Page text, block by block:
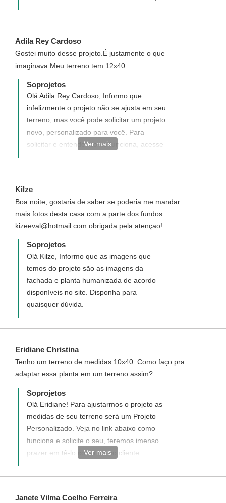
Adila Rey Cardoso
Gostei muito desse projeto.É justamente o que
imaginava.Meu terreno tem 12x40
Soprojetos
Olá Adila Rey Cardoso, Informo que
infelizmente o projeto não se ajusta em seu
terreno, mas você pode solicitar um projeto
novo, personalizado para você. Para
solicitar e entender como funciona, acesse
http://www.soprojetos.com.br/personalizado
funciona entre em contato(telefone)
conosco que ficaremos felizes em tirar
todas as suas dúvidas.
Ver mais
Kilze
Boa noite, gostaria de saber se poderia me mandar
mais fotos desta casa com a parte dos fundos.
kizeeval@hotmail.com obrigada pela atençao!
Soprojetos
Olá Kilze, Informo que as imagens que
temos do projeto são as imagens da
fachada e planta humanizada de acordo
disponíveis no site. Disponha para
quaisquer dúvida.
Eridiane Christina
Tenho um terreno de medidas 10x40. Como faço pra
adaptar essa planta em um terreno assim?
Soprojetos
Olá Eridiane! Para ajustarmos o projeto as
medidas de seu terreno será um Projeto
Personalizado. Veja no link abaixo como
funciona e solicite o seu, teremos imenso
prazer em tê-lo como nosso cliente.
Ver mais
Janete Vilma Coelho Ferreira